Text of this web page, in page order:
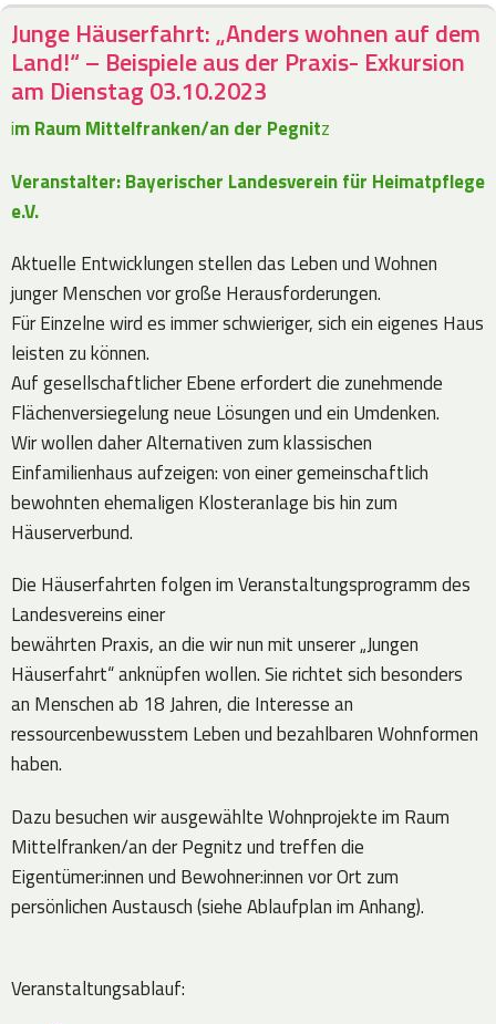
Junge Häuserfahrt: „Anders wohnen auf dem
Land!“ – Beispiele aus der Praxis- Exkursion
am Dienstag 03.10.2023
im Raum Mittelfranken/an der Pegnitz
Veranstalter: Bayerischer Landesverein für Heimatpflege
e.V.
Aktuelle Entwicklungen stellen das Leben und Wohnen
junger Menschen vor große Herausforderungen.
Für Einzelne wird es immer schwieriger, sich ein eigenes Haus
leisten zu können.
Auf gesellschaftlicher Ebene erfordert die zunehmende
Flächenversiegelung neue Lösungen und ein Umdenken.
Wir wollen daher Alternativen zum klassischen
Einfamilienhaus aufzeigen: von einer gemeinschaftlich
bewohnten ehemaligen Klosteranlage bis hin zum
Häuserverbund.
Die Häuserfahrten folgen im Veranstaltungsprogramm des
Landesvereins einer
bewährten Praxis, an die wir nun mit unserer „Jungen
Häuserfahrt“ anknüpfen wollen. Sie richtet sich besonders
an Menschen ab 18 Jahren, die Interesse an
ressourcenbewusstem Leben und bezahlbaren Wohnformen
haben.
Dazu besuchen wir ausgewählte Wohnprojekte im Raum
Mittelfranken/an der Pegnitz und treffen die
Eigentümer:innen und Bewohner:innen vor Ort zum
persönlichen Austausch (siehe Ablaufplan im Anhang).
Veranstaltungsablauf: